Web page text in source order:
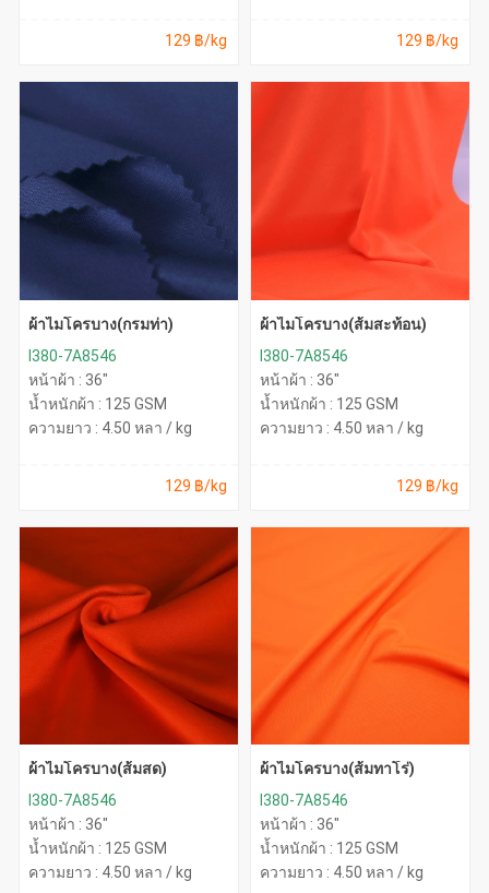
129 ฿/kg 129 ฿/kg
ผ้าไมโครบาง(กรมท่า)
I380-7A8546
หน้าผ้า : 36"
น้ำหนักผ้า : 125 GSM
ความยาว : 4.50 หลา / kg
129 ฿/kg
ผ้าไมโครบาง(ส้มสะท้อน)
I380-7A8546
หน้าผ้า : 36"
น้ำหนักผ้า : 125 GSM
ความยาว : 4.50 หลา / kg
129 ฿/kg
ผ้าไมโครบาง(ส้มสด)
I380-7A8546
หน้าผ้า : 36"
น้ำหนักผ้า : 125 GSM
ความยาว : 4.50 หลา / kg
ผ้าไมโครบาง(ส้มทาโร่)
I380-7A8546
หน้าผ้า : 36"
น้ำหนักผ้า : 125 GSM
ความยาว : 4.50 หลา / kg